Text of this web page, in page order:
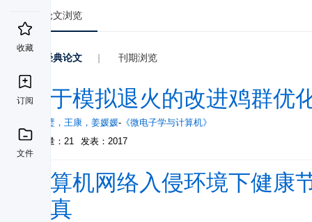
收藏
订阅
文件
论文浏览
经典论文 | 刊期浏览
基于模拟退火的改进鸡群优
李振璧 ， 王康 ， 姜媛媛- 《微电子学与计算机》
被引量：21
发表：2017
计算机网络入侵环境下健
仿真